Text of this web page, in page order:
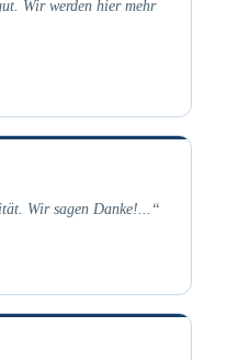
Wir werden hier mehr
Wir sagen Danke!...“